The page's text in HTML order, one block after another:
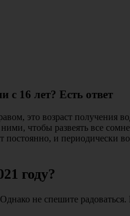
с 16 лет? Есть ответ
это возраст получения
ними, чтобы развеять все
постоянно, и
году?
не спешите